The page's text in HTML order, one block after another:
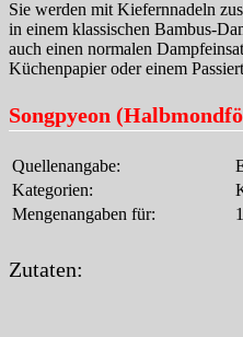
Sie werden mit Kiefernnadeln
in einem klassischen Bambus-
auch einen normalen
Küchenpapier oder einem
Songpyeon
Quellenangabe:
Kategorien:
Mengenangaben für:
Zutaten: